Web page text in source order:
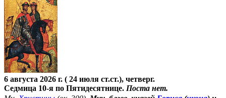
6 августа 2026 г. ( 24 июля ст.ст.), четверг.
Седмица 10-я по Пятидесятнице. Поста нет.